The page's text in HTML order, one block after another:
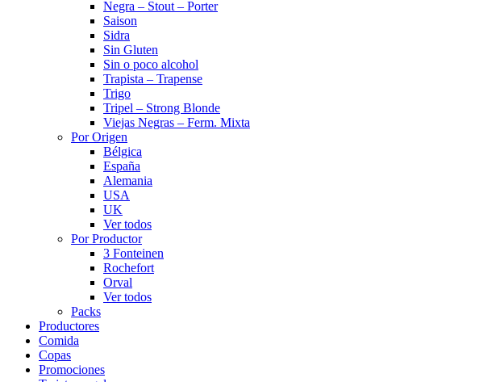
Negra – Stout – Porter
Saison
Sidra
Sin Gluten
Sin o poco alcohol
Trapista – Trapense
Trigo
Tripel – Strong Blonde
Viejas Negras – Ferm. Mixta
Por Origen
Bélgica
España
Alemania
USA
UK
Ver todos
Por Productor
3 Fonteinen
Rochefort
Orval
Ver todos
Packs
Productores
Comida
Copas
Promociones